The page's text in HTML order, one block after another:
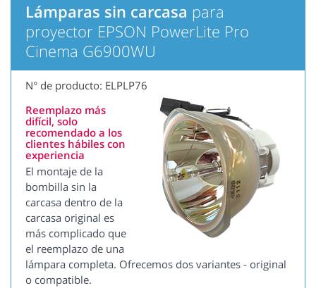
Lámparas sin carcasa para
proyector EPSON PowerLite Pro
Cinema G6900WU
N° de producto: ELPLP76
Reemplazo más
difícil, solo
recomendado a los
clientes hábiles con
experiencia
El montaje de la
bombilla sin la
carcasa dentro de la
carcasa original es
más complicado que
el reemplazo de una
lámpara completa. Ofrecemos dos variantes - original
o compatible.